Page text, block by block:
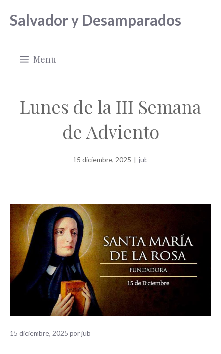
Salvador y Desamparados
Menu
Lunes de la III Semana
de Adviento
15 diciembre, 2025 | jub
15 diciembre, 2025 porjub